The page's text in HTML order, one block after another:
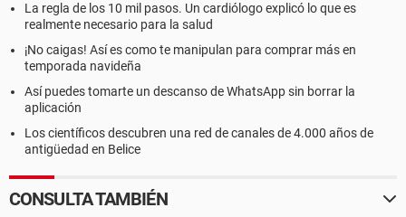
La regla de los 10 mil pasos. Un cardiólogo explicó lo que es
realmente necesario para la salud
¡No caigas! Así es como te manipulan para comprar más en
temporada navideña
Así puedes tomarte un descanso de WhatsApp sin borrar la
aplicación
Los científicos descubren una red de canales de 4.000 años de
antigüedad en Belice
CONSULTA TAMBIÉN